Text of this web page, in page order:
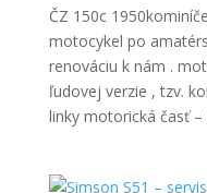
ČZ 150c
motocykel po
renováciu k nám .
ľudovej verzie , tzv.
linky motorická časť –